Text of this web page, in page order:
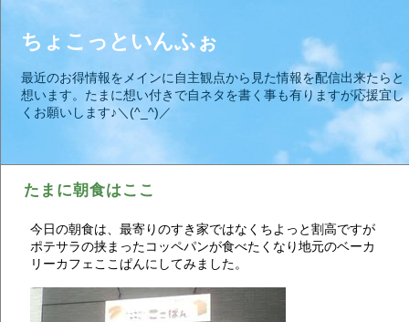
ちょこっといんふぉ
最近のお得情報をメインに自主観点から見た情報を配信出来たらと
想います。たまに想い付きで自ネタを書く事も有りますが応援宜し
くお願いします♪＼(^_^)／
たまに朝食はここ
今日の朝食は、最寄りのすき家ではなくちよっと割高ですが
ポテサラの挟まったコッペパンが食べたくなり地元のベーカ
リーカフェここぱんにしてみました。